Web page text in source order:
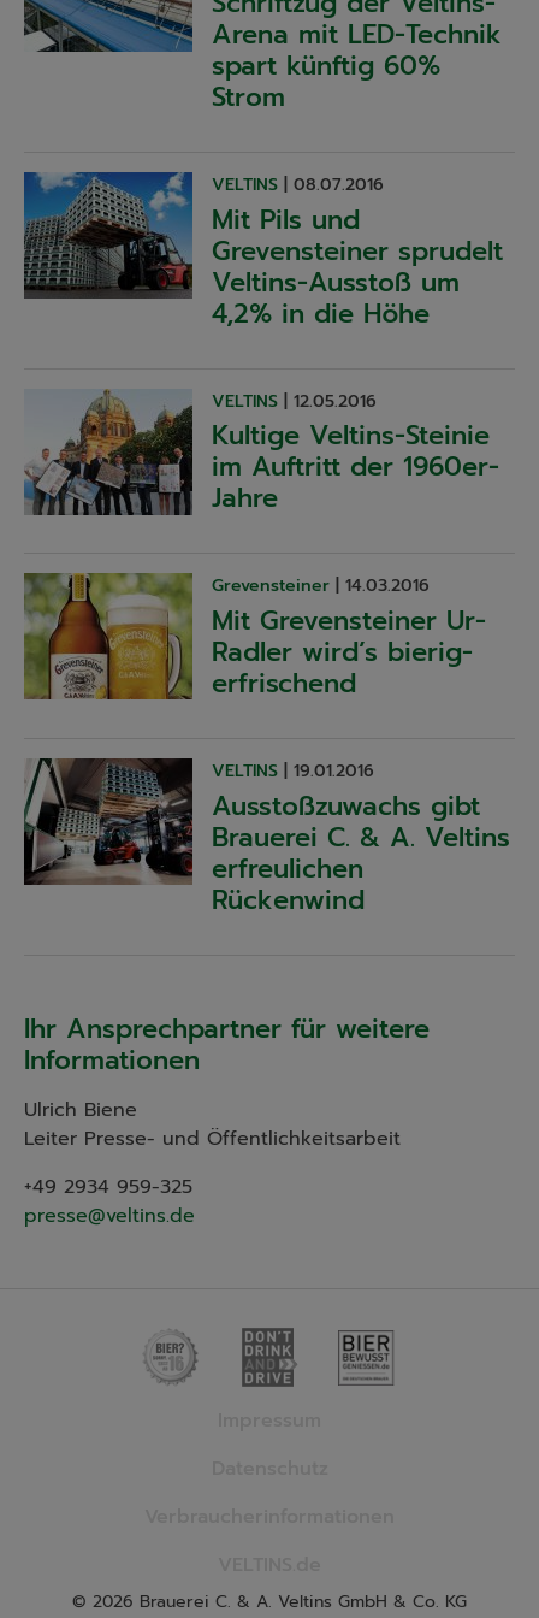
Arena mit LED-Technik
spart künftig 60%
Strom
VELTINS 08.07.2016
Mit Pils und
Grevensteiner sprudelt
Veltins-Ausstoß um
4,2% in die Höhe
VELTINS | 12.05.2016
Kultige Veltins-Steinie
im Auftritt der 1960er-
Jahre
Grevensteiner 14.03.2016
Mit Grevensteiner Ur-
Radler wird’s bierig-
erfrischend
VELTINS 19.01.2016
Ausstoßzuwachs gibt
Brauerei C. & A. Veltins
erfreulichen
Rückenwind
Ihr Ansprechpartner für weitere
Informationen
Ulrich Biene
Leiter Presse- und Öffentlichkeitsarbeit
+49 2934 959-325
presse@veltins.de
© 2026 Brauerei C. & A. Veltins GmbH & Co. KG